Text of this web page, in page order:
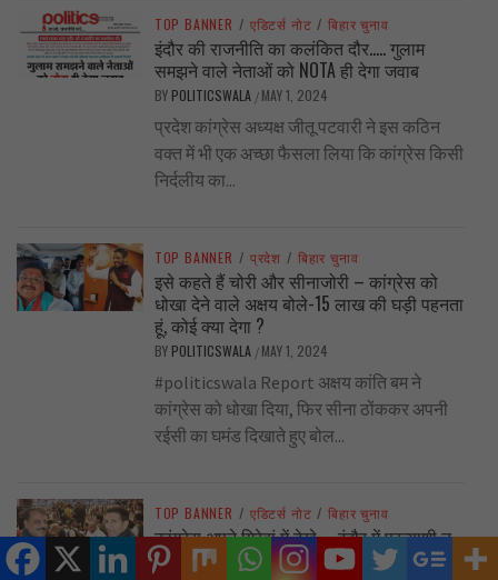
TOP BANNER / एडिटर्स नोट / बिहार चुनाव
इंदौर की राजनीति का कलंकित दौर….. गुलाम
समझने वाले नेताओं को NOTA ही देगा जवाब
BY POLITICSWALA / MAY 1, 2024
प्रदेश कांग्रेस अध्यक्ष जीतू पटवारी ने इस कठिन
वक्त में भी एक अच्छा फैसला लिया कि कांग्रेस किसी
निर्दलीय का...
TOP BANNER / प्रदेश / बिहार चुनाव
इसे कहते हैं चोरी और सीनाजोरी – कांग्रेस को
धोखा देने वाले अक्षय बोले-15 लाख की घड़ी पहनता
हूं, कोई क्या देगा ?
BY POLITICSWALA / MAY 1, 2024
#politicswala Report अक्षय कांति बम ने
कांग्रेस को धोखा दिया, फिर सीना ठोंककर अपनी
रईसी का घमंड दिखाते हुए बोल...
TOP BANNER / एडिटर्स नोट / बिहार चुनाव
कांग्रेस अपने गिरेबां में देखे …. इंदौर में प्रत्याशी न
होने के पीछे नेताओं में बौद्धिक,राजनीतिक समझ की